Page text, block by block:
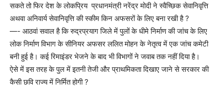
सकते तो फिर देश के लोकप्रिय प्रधानमंत्री नरेंद्र मोदी ने स्वैच्छिक सेवानिवृत्ति
अथवा अनिवार्य सेवानिवृत्ति की स्कीम किन अफसरों के लिए बना रखी है ?
—- आठवां सवाल है कि रुद्रप्रयाग जिले में पुलों के धीमे निर्माण की जांच के लिए
लोक निर्माण विभाग के सीनियर अफसर ललित मोहन के नेतृत्व में एक जांच कमेटी
बनी हुई है। कई रिमाइंडर भेजने के बाद भी विभागों ने जवाब तक नहीं दिया है।
ऐसे में इस तरह के पुल में इतनी तेजी और प्राथमिकता दिखाए जाने से सरकार की
कैसी छवि राज्य में निर्मित होगी ?